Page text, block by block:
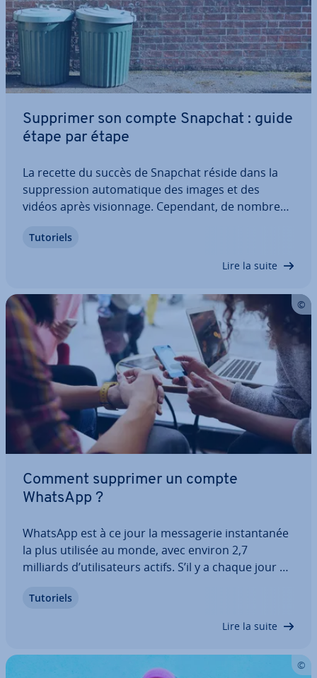
Supprimer son compte Snapchat : guide
étape par étape
La recette du succès de Snapchat réside dans la
sup­pres­sion au­to­ma­tique des images et des
vidéos après vi­sion­nage. Cependant, de nombreux
Snapchat, souvent en raison de la politique de
Tutoriels
Lire la suite
Comment supprimer un compte
WhatsApp ?
WhatsApp est à ce jour la mes­sa­ge­rie ins­tan­ta­née
la plus utilisée au monde, avec environ 2,7
milliards d’uti­li­sa­teurs actifs. S’il y a chaque jour de
sup­pri­ment également leur compte. Il peut y avoir
Tutoriels
Lire la suite